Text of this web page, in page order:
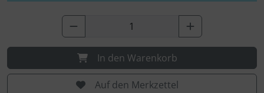
In den Warenkorb
Auf den Merkzettel